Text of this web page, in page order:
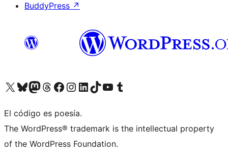
BuddyPress ↗
Visita nuestra cuenta de X (anteriormente Twitter)
Visita nuestra cuenta de Bluesky
Visita nuestra cuenta de Mastodon
Visita nuestra cuenta de Threads
Visita nuestra página de Facebook
Visita nuestra cuenta de Instagram
Visita nuestra cuenta de LinkedIn
Visita nuestra cuenta de TikTok
Visita nuestro canal de YouTube
Visita nuestra cuenta de Tumblr
El código es poesía.
The WordPress® trademark is the intellectual property
of the WordPress Foundation.